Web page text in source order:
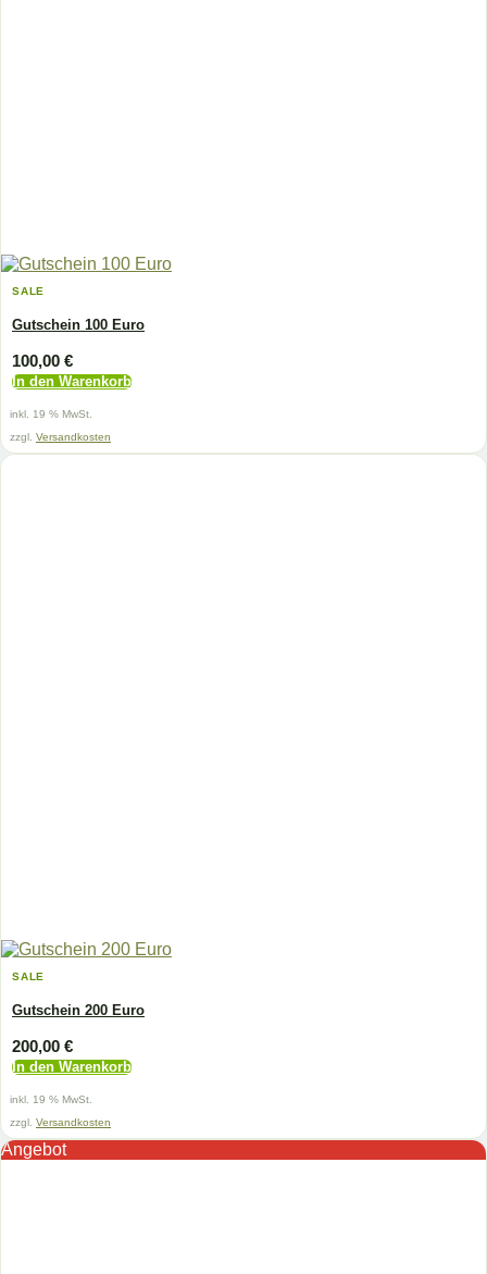
SALE
Gutschein 100 Euro
100,00 €
In den Warenkorb
inkl. 19 % MwSt.
zzgl. Versandkosten
SALE
Gutschein 200 Euro
200,00 €
In den Warenkorb
inkl. 19 % MwSt.
zzgl. Versandkosten
Angebot